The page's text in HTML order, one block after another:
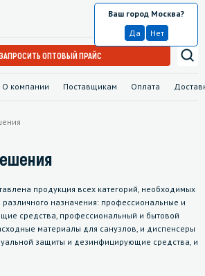
О компании Поставщикам Оплата
Москва
Ваш город Москва?
Да
Нет
ОПТОВЫЙ ПРАЙС
продукция всех категорий, необходимых
назначения: профессиональные и
средства, профессиональный и бытовой
материалы для санузлов, и диспенсеры
защиты и дезинфицирующие средства, и